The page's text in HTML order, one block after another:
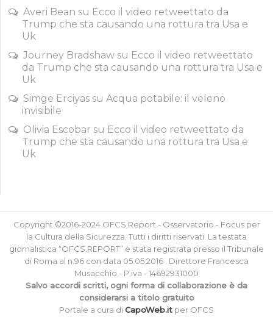
Averi Bean su Ecco il video retweettato da
Trump che sta causando una rottura tra Usa e
Uk
Journey Bradshaw su Ecco il video retweettato
da Trump che sta causando una rottura tra Usa e
Uk
Simge Erciyas su Acqua potabile: il veleno
invisibile
Olivia Escobar su Ecco il video retweettato da
Trump che sta causando una rottura tra Usa e
Uk
Copyright ©2016-2024 OFCS.Report - Osservatorio - Focus per
la Cultura della Sicurezza. Tutti i diritti riservati. La testata
giornalistica “OFCS.REPORT” è stata registrata presso il Tribunale
di Roma al n.96 con data 05.05.2016 . Direttore Francesca
Musacchio - P.iva - 14692931000
Salvo accordi scritti, ogni forma di collaborazione è da
considerarsi a titolo gratuito
Portale a cura diCapoWeb.it per OFCS